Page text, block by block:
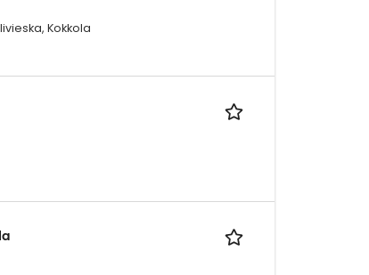
Kokkola